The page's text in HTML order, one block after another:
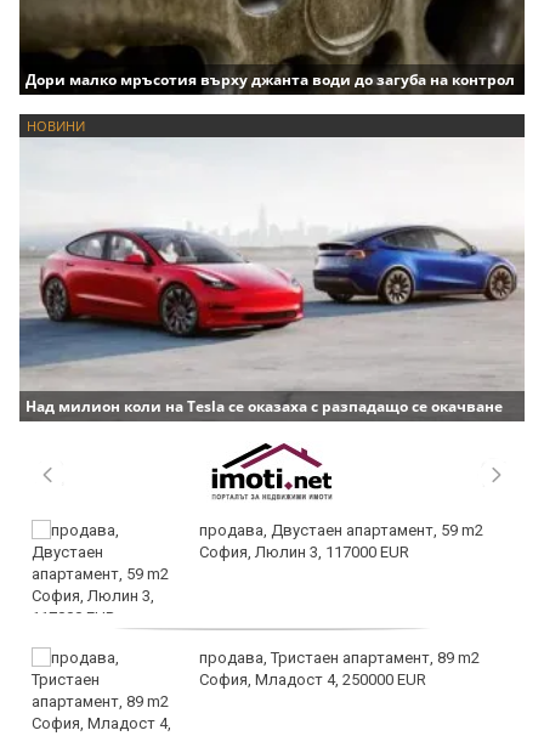
Дори малко мръсотия върху джанта води до загуба на контрол
НОВИНИ
Над милион коли на Tesla се оказаха с разпадащо се окачване
продава, Двустаен апартамент, 59 m2
София, Люлин 3, 117000 EUR
продава, Тристаен апартамент, 89 m2
София, Младост 4, 250000 EUR